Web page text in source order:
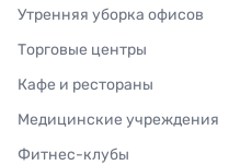
Утренняя уборка офисов
Торговые центры
Кафе и рестораны
Медицинские учреждения
Фитнес-клубы